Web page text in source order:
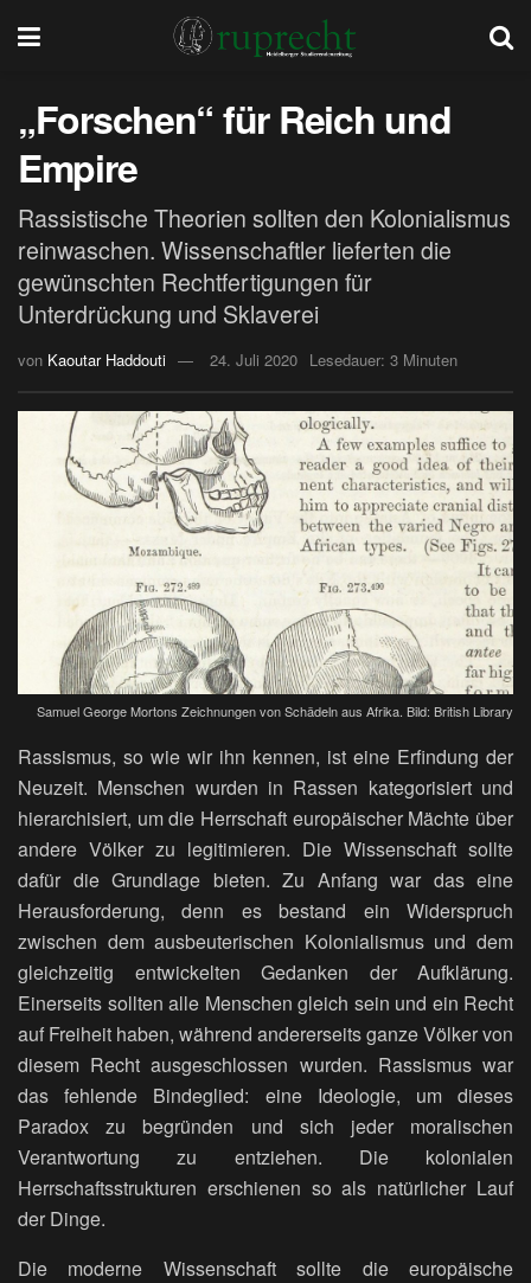
„Forschen“ für Reich und
Empire
Rassistische Theorien sollten den Kolonialismus
reinwaschen. Wissenschaftler lieferten die
gewünschten Rechtfertigungen für
Unterdrückung und Sklaverei
von Kaoutar Haddouti 24. Juli 2020 Lesedauer: 3 Minuten
Samuel George Mortons Zeichnungen von Schädeln aus Afrika. Bild: British Library
Rassismus, so wie wir ihn kennen, ist eine Erfindung der
Neuzeit. Menschen wurden in Rassen kategorisiert und
hierarchisiert, um die Herrschaft europäischer Mächte über
andere Völker zu legitimieren. Die Wissenschaft sollte
dafür die Grundlage bieten. Zu Anfang war das eine
Herausforderung, denn es bestand ein Widerspruch
zwischen dem ausbeuterischen Kolonialismus und dem
gleichzeitig entwickelten Gedanken der Aufklärung.
Einerseits sollten alle Menschen gleich sein und ein Recht
auf Freiheit haben, während andererseits ganze Völker von
diesem Recht ausgeschlossen wurden. Rassismus war
das fehlende Bindeglied: eine Ideologie, um dieses
Paradox zu begründen und sich jeder moralischen
Verantwortung zu entziehen. Die kolonialen
Herrschaftsstrukturen erschienen so als natürlicher Lauf
der Dinge.
Die moderne Wissenschaft sollte die europäische